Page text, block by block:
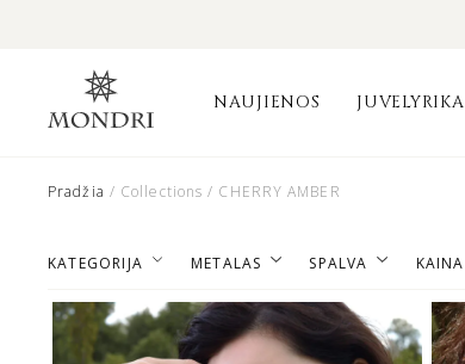
NAUJIENOS JUVELYRIKA
Pradžia / Collections / CHERRY AMBER
KATEGORIJA METALAS SPALVA KAINA